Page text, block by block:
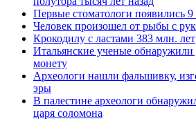
Первые стоматологи появились 9
Человек произошел от рыбы с
Крокодилу с ластами 383 млн. лет
Итальянские ученые
монету
Археологи нашли фальшивку,
эры
В палестине археологи
царя соломона